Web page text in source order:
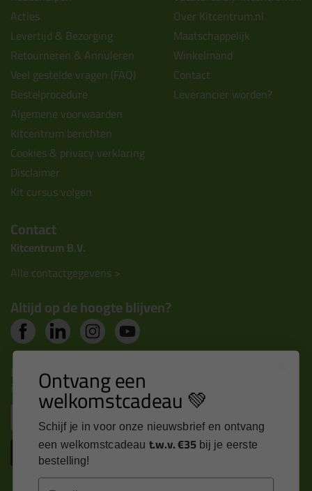
Acties
Levertijd & Bezorging
Retourneren & Annuleren
Veel gestelde vragen (FAQ)
Bestelprocedure
Algemene voorwaarden
Kitcentrum berichten
Cookies & privacy verklaring
Disclaimer
Kit cursus volgen
Over Kitcentrum.nl
Maatschappelijk
Winkelmand
Contact
Leverancier worden?
Contact
Kitcentrum B.V.
Alle contactgegevens >
Altijd op de hoogte blijven?
Nieuws, tips en exclusieve deals rechtstreeks in je
inbox
Inschrijven
Ontvang een
welkomstcadeau 💚
Schijf je in voor onze nieuwsbrief en ontvang
een welkomstcadeau t.w.v. €35 bij je eerste
bestelling!
Email